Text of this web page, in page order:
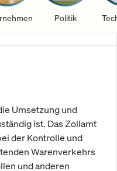
Politik
Umsetzung und
ist. Das Zollamt
der Kontrolle und
Warenverkehrs
und anderen